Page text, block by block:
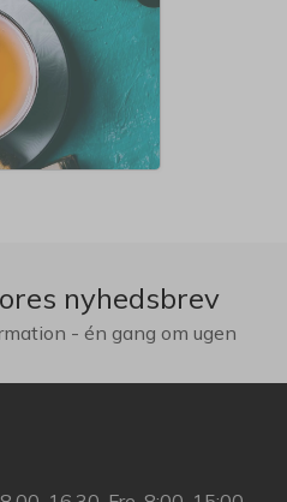
nyhedsbrev
- én gang om ugen